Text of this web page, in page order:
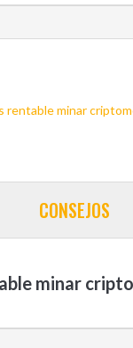
CONSEJOS
minar